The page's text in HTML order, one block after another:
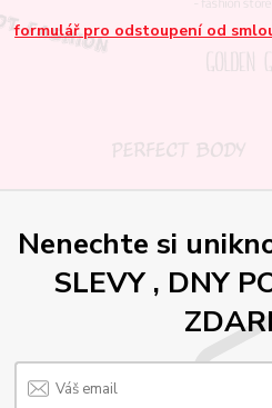
formulář pro odstoupení od
Nenechte si
SLEVY , DNY